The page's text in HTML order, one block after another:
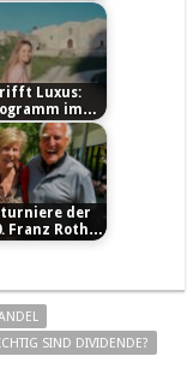
Luxus:
im…
der
Franz Roth…
SIND DIVIDENDE?